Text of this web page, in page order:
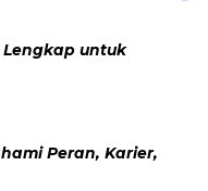
Lengkap untuk
Peran, Karier,